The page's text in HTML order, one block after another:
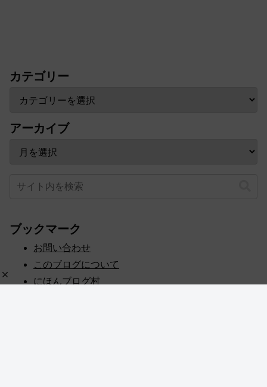
カテゴリー
アーカイブ
ブックマーク
お問い合わせ
このブログについて
にほんブログ村